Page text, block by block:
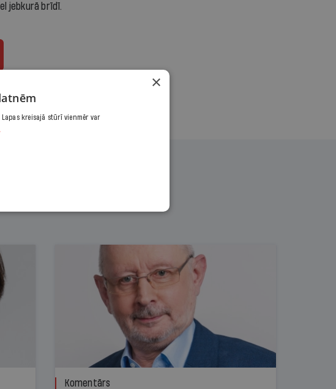
jebkurā brīdī.
Komentārs
×
kreisajā stūrī vienmēr var